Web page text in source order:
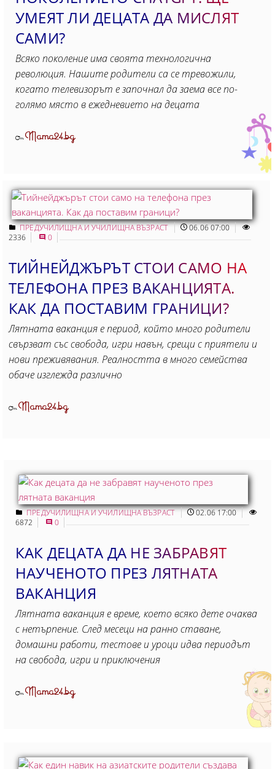
УМЕЯТ ЛИ ДЕЦАТА ДА МИСЛЯТ
САМИ?
Всяко поколение има своята технологична
революция. Нашите родители са се тревожили,
когато телевизорът е започнал да заема все по-
голямо място в ежедневието на децата
ОтMama24.bg
ПРЕДУЧИЛИЩНА И УЧИЛИЩНА ВЪЗРАСТ
06.06 07:00
2336
0
ТИЙНЕЙДЖЪРЪТ СТОИ САМО НА
ТЕЛЕФОНА ПРЕЗ ВАКАНЦИЯТА.
КАК ДА ПОСТАВИМ ГРАНИЦИ?
Лятната ваканция е период, който много родители
свързват със свобода, игри навън, срещи с приятели и
нови преживявания. Реалността в много семейства
обаче изглежда различно
ОтMama24.bg
ПРЕДУЧИЛИЩНА И УЧИЛИЩНА ВЪЗРАСТ
02.06 17:00
6872
0
КАК ДЕЦАТА ДА НЕ ЗАБРАВЯТ
НАУЧЕНОТО ПРЕЗ ЛЯТНАТА
ВАКАНЦИЯ
Лятната ваканция е време, което всяко дете очаква
с нетърпение. След месеци на ранно ставане,
домашни работи, тестове и уроци идва периодът
на свобода, игри и приключения
ОтMama24.bg